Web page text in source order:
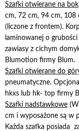
Szafki otwierane na bok
cm, 72 cm, 94 cm, 108
(liczone z frontem).
laminowanej o
zawiasy z cichym
Blumotion firmy Blum.
Szafki otwierane do
pneumatyczne.
hkxs lub hk- top firmy
Szafki nadstawkowe
cm i wyposażone są w
Każda szafka posiada